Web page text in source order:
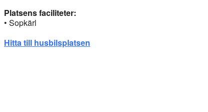
Platsens faciliteter:
• Sopkärl
Hitta till husbilsplatsen